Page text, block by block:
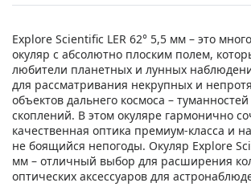
Explore Scientific LER 62° 5,5 мм – это
окуляр с абсолютно плоским полем,
любители планетных и лунных
для рассматривания некрупных и
объектов дальнего космоса –
скоплений. В этом окуляре гармонично
качественная оптика премиум-класса и
не боящийся непогоды. Окуляр Explore
мм – отличный выбор для расширения
оптических аксессуаров для